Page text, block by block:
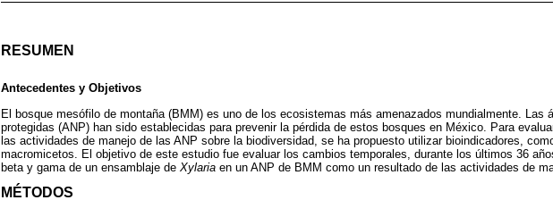
RESUMEN
Antecedentes y Objetivos
El bosque mesófilo de montaña (BMM) es uno de los ecosistemas más amenazados mundialmente. Las
protegidas (ANP) han sido establecidas para prevenir la pérdida de estos bosques en México. Para
las actividades de manejo de las ANP sobre la biodiversidad, se ha propuesto utilizar bioindicadores,
macromicetos. El objetivo de este estudio fue evaluar los cambios temporales, durante los últimos 36
beta y gama de un ensamblaje de Xylaria en un ANP de BMM como un resultado de las actividades de
MÉTODOS